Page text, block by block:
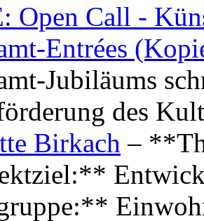
Open Call -
Entrées
Jubiläums
des
Birkach –